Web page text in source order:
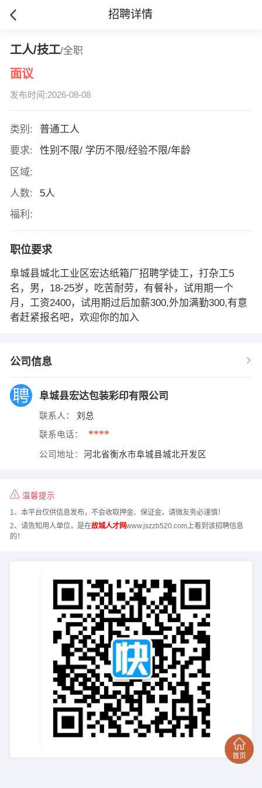
招聘详情
工人/技工/全职
面议
发布时间:2026-08-08
类别:
普通工人
要求:
性别不限/ 学历不限/经验不限/年龄
区域:
人数:
5人
福利:
职位要求
阜城县城北工业区宏达纸箱厂招聘学徒工，打杂工5
名，男，18-25岁，吃苦耐劳，有餐补，试用期一个
月，工资2400，试用期过后加薪300,外加满勤300,有意
者赶紧报名吧，欢迎你的加入
公司信息
阜城县宏达包装彩印有限公司
联系人： 刘总
联系电话： ****
公司地址： 河北省衡水市阜城县城北开发区
温馨提示
1、本平台仅供信息发布，不会收取押金、保证金，请微友务必谨慎！
2、请告知用人单位，是在故城人才网www.jszzb520.com上看到该招聘信息
的！